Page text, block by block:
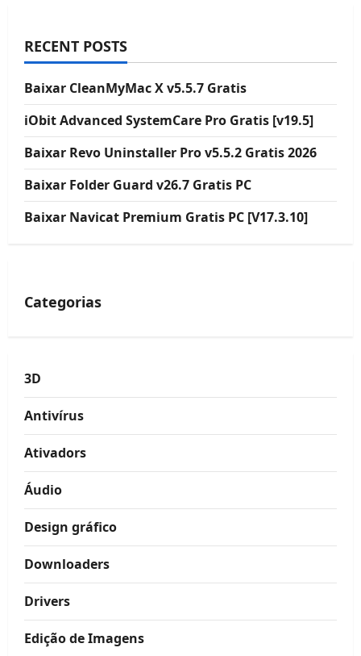
RECENT POSTS
Baixar CleanMyMac X v5.5.7 Gratis
iObit Advanced SystemCare Pro Gratis [v19.5]
Baixar Revo Uninstaller Pro v5.5.2 Gratis 2026
Baixar Folder Guard v26.7 Gratis PC
Baixar Navicat Premium Gratis PC [V17.3.10]
Categorias
3D
Antivírus
Ativadors
Áudio
Design gráfico
Downloaders
Drivers
Edição de Imagens